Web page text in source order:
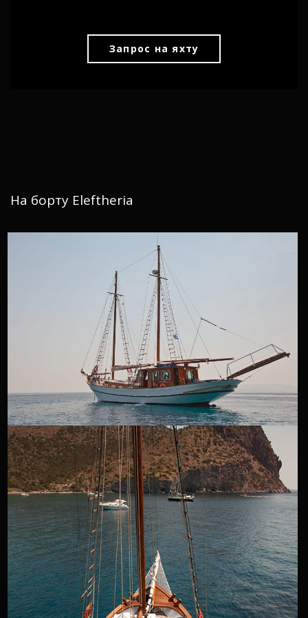
Запрос на яхту
На борту Eleftheria